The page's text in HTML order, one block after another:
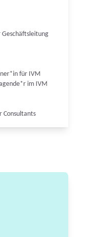
Geschäftsleitung
für IVM
im IVM
Consultants